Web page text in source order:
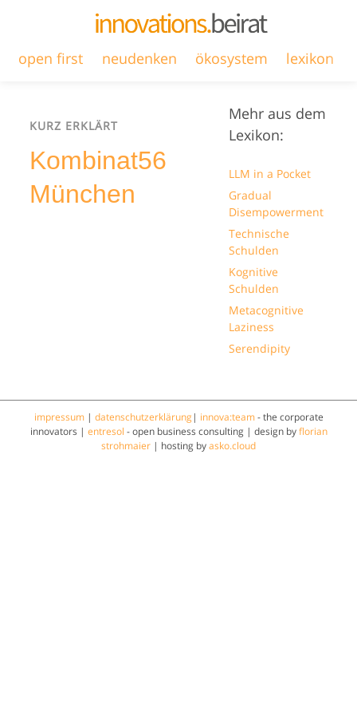
open first neudenken ökosystem lexikon
KURZ ERKLÄRT
Kombinat56
München
Mehr aus dem
Lexikon:
LLM in a Pocket
Gradual
Disempowerment
Technische
Schulden
Kognitive
Schulden
Metacognitive
Laziness
Serendipity
impressum| datenschutzerklärung | innova:team- the corporate
innovators | entresol - open business consulting | design byflorian
strohmaier | hosting byasko.cloud